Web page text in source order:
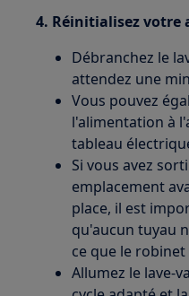
4. Réinitialisez votre
Débranchez le
attendez une
Vous pouvez
l'alimentation à
tableau
Si vous avez
emplacement
place, il est
qu'aucun tuyau
ce que le
Allumez le lave-